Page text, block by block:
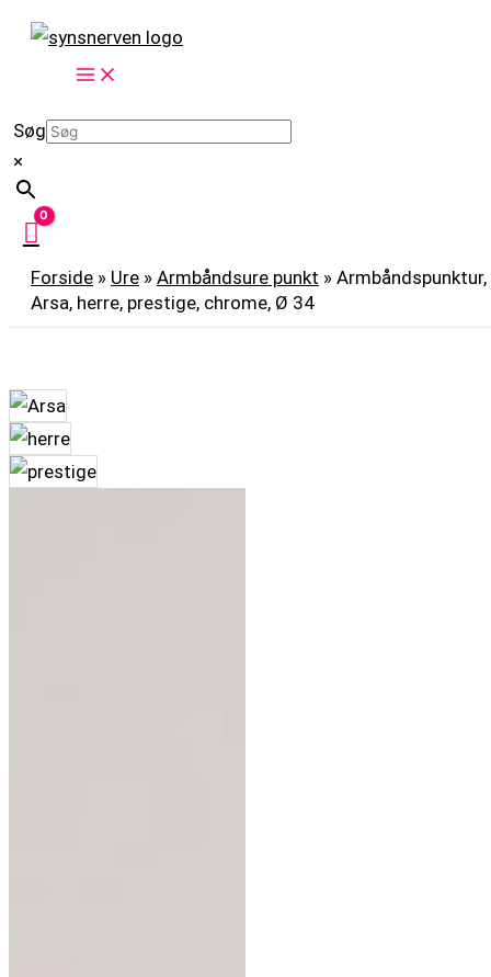
indholdet
Søg
×
Forside » Ure » Armbåndsure punkt » Armbåndspunktur,
Arsa, herre, prestige, chrome, Ø 34
Arsa,
chrome,
Ø
34
antal